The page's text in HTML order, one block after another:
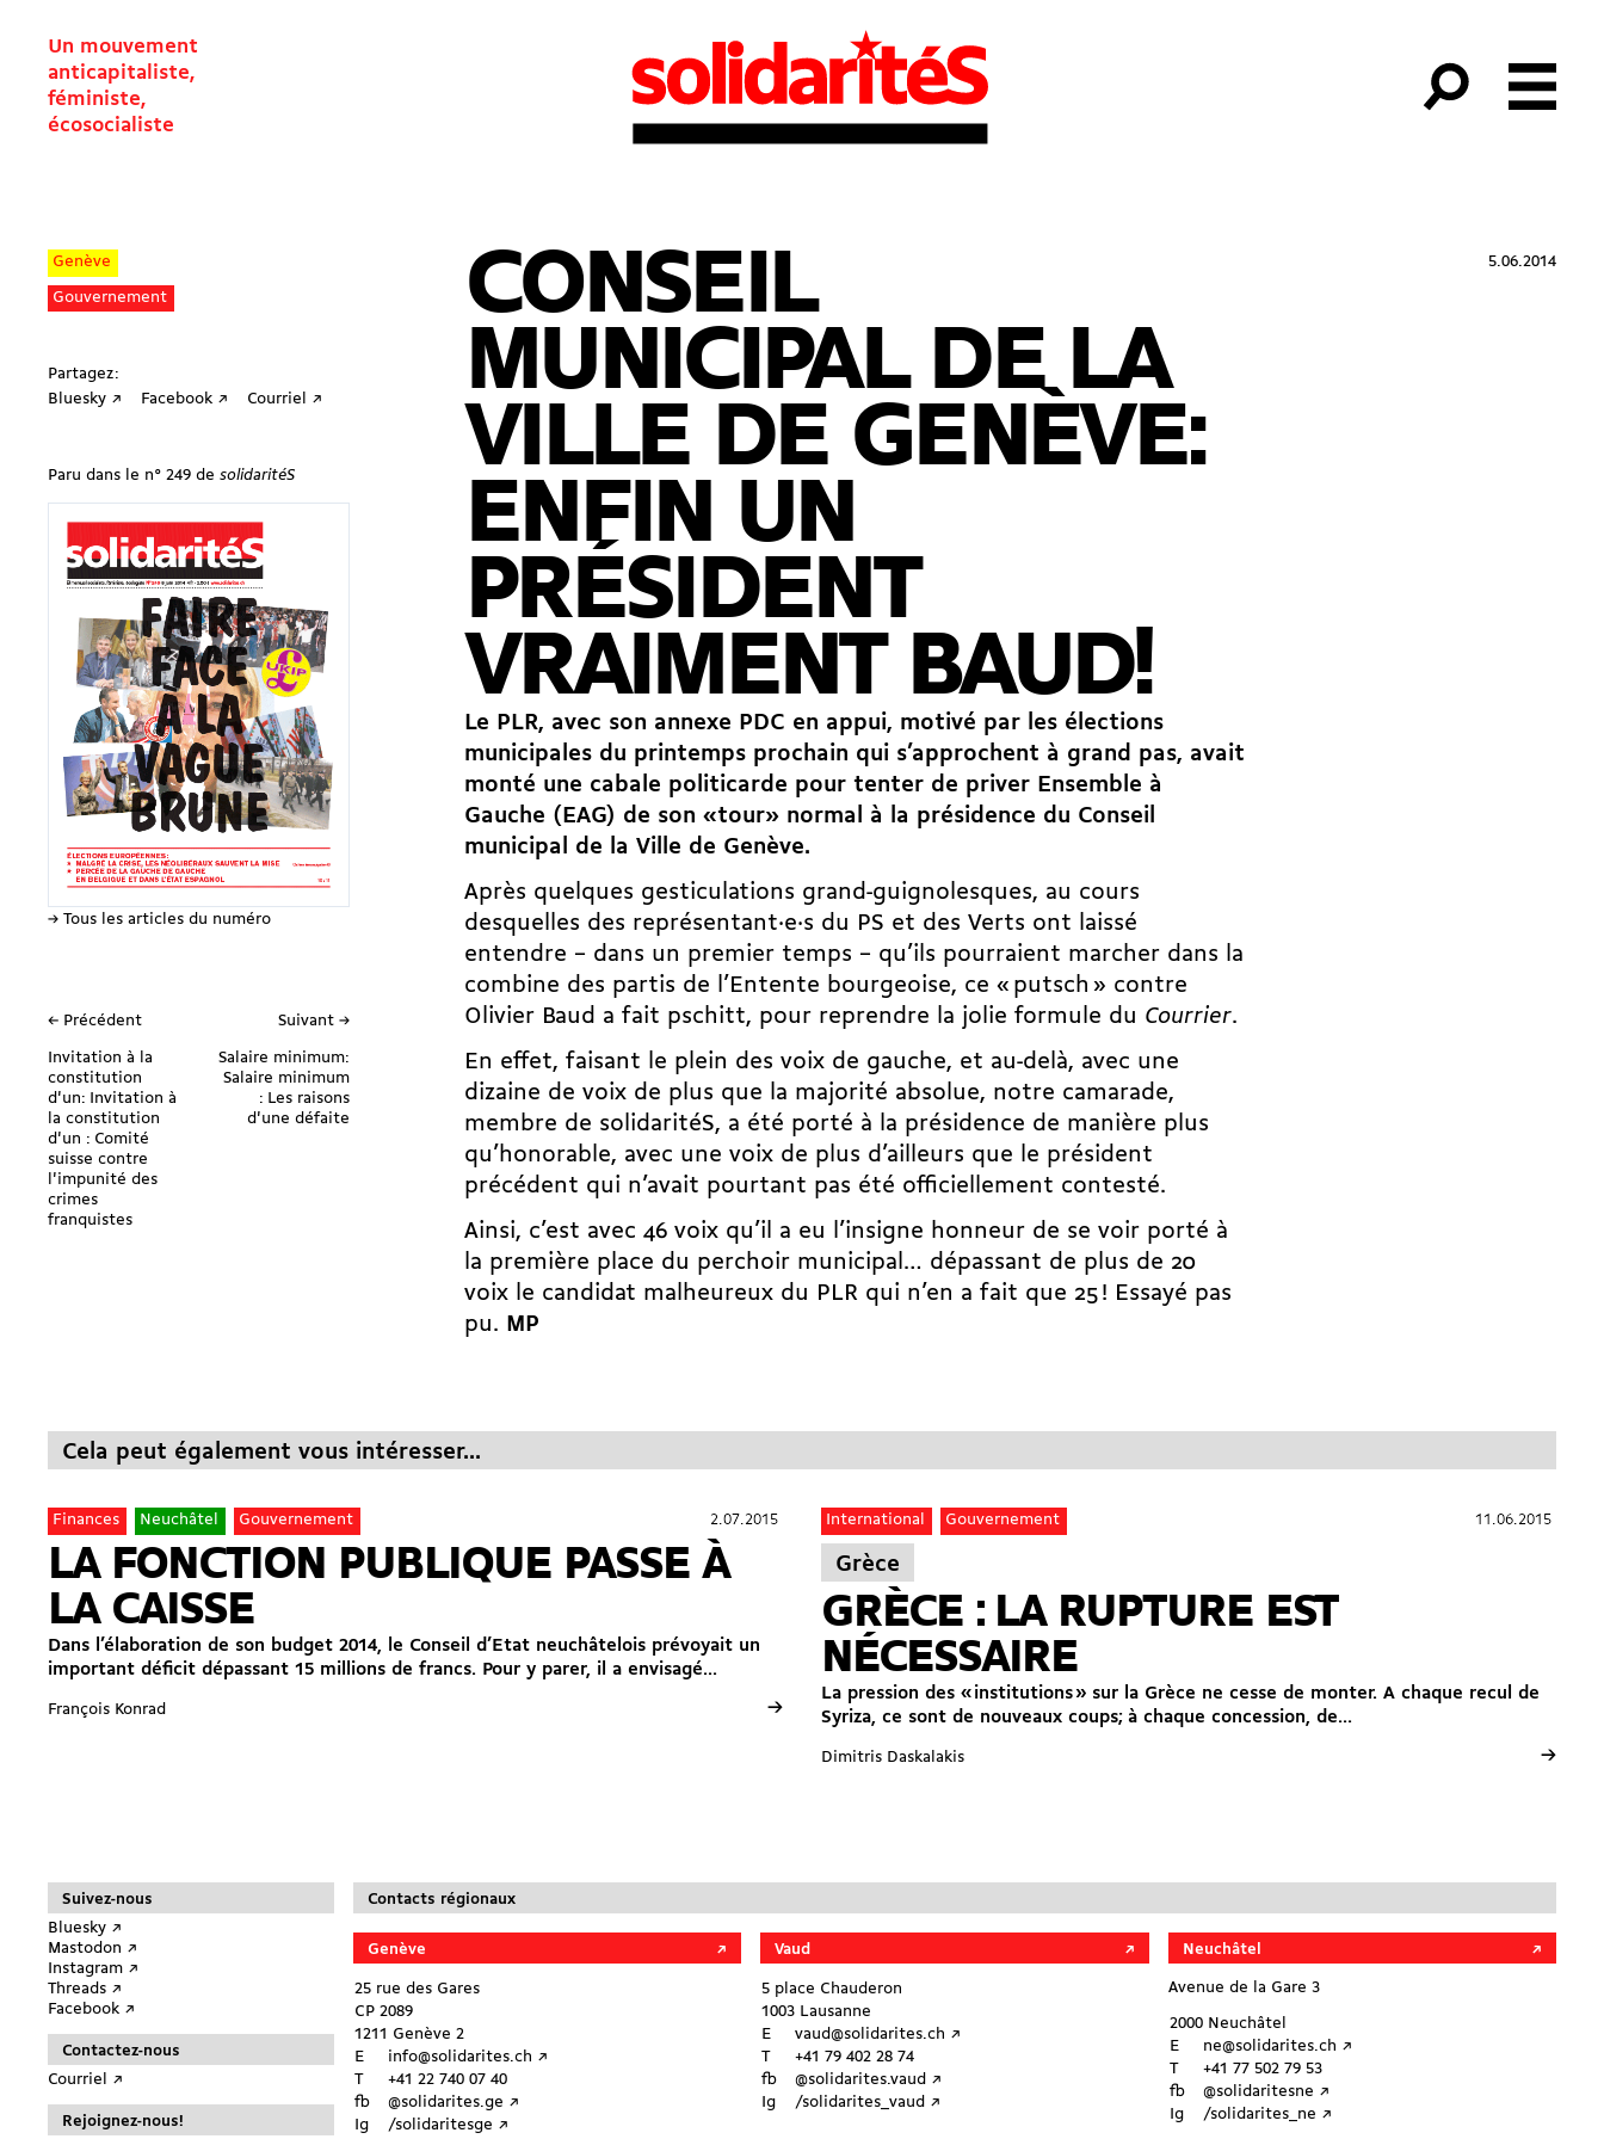
Un mouvement
anticapitaliste,
féministe,
écosocialiste
Genève
Gouvernement
Partagez:
Bluesky ↗
Facebook ↗ Courriel ↗
Paru dans le n° 249 de solidaritéS
→ Tous les articles du numéro
← Précédent
Invitation à la
constitution
d'un: Invitation à
la constitution
d'un : Comité
suisse contre
l'impunité des
crimes
franquistes
Suivant →
Salaire minimum:
Salaire minimum
: Les raisons
d'une défaite
5.06.2014
CONSEIL
MUNICIPAL DE LA
VILLE DE GENÈVE:
ENFIN UN
PRÉSIDENT
VRAIMENT BAUD!
Le PLR, avec son annexe PDC en appui, motivé par les élections
municipales du printemps prochain qui s’approchent à grand pas, avait
monté une cabale politicarde pour tenter de priver Ensemble à
Gauche (EAG) de son «tour» normal à la présidence du Conseil
municipal de la Ville de Genève.
Après quelques gesticulations grand-guignolesques, au cours
desquelles des re­pré­sentant·e·s du PS et des Verts ont laissé
entendre – dans un premier temps – qu’ils pourraient marcher dans la
combine des partis de l’Entente bourgeoise, ce « putsch » contre
Olivier Baud a fait pschitt, pour reprendre la jolie formule du Courrier.
En effet, faisant le plein des voix de gauche, et au-delà, avec une
dizaine de voix de plus que la majorité absolue, notre camarade,
membre de solidaritéS, a été porté à la présidence de manière plus
qu’honorable, avec une voix de plus d’ailleurs que le président
précédent qui n’avait pourtant pas été officiellement contesté.
Ainsi, c’est avec 46 voix qu’il a eu l’insigne honneur de se voir porté à
la première place du perchoir municipal… dépassant de plus de 20
voix le candidat malheureux du PLR qui n’en a fait que 25 ! Essayé pas
pu. MP
Cela peut également vous intéresser...
2.07.2015
Finances Neuchâtel Gouvernement 2.07.2015
LA FONCTION PUBLIQUE PASSE À
LA CAISSE
Dans l’élaboration de son budget 2014, le Conseil d’Etat neuchâtelois prévoyait un
important déficit dépassant 15 millions de francs. Pour y parer, il a envisagé...
François Konrad →
11.06.2015
International Gouvernement 11.06.2015
Grèce
GRÈCE : LA RUPTURE EST
NÉCESSAIRE
La pression des « institutions » sur la Grèce ne cesse de monter. A chaque recul de
Syriza, ce sont de nouveaux coups; à chaque concession, de...
Dimitris Daskalakis →
Suivez-nous
Bluesky ↗︎
Mastodon ↗︎
Instagram ↗︎
Threads ↗︎
Facebook ↗︎
Contactez-nous
Courriel ↗︎
Rejoignez-nous!
Contacts régionaux
Genève
25 rue des Gares
CP 2089
1211 Genève 2
E
info@solidarites.ch ↗︎
T
+41 22 740 07 40
fb
@solidarites.ge ↗︎
Ig
/solidaritesge ↗︎
Vaud
5 place Chauderon
1003 Lausanne
E
vaud@solidarites.ch ↗︎
T
+41 79 402 28 74
fb
@solidarites.vaud ↗︎
Ig
/solidarites_vaud ↗︎
Neuchâtel
Avenue de la Gare 3
2000 Neuchâtel
E
ne@solidarites.ch ↗︎
T
+41 77 502 79 53
fb
@solidaritesne ↗︎
Ig
/solidarites_ne ↗︎